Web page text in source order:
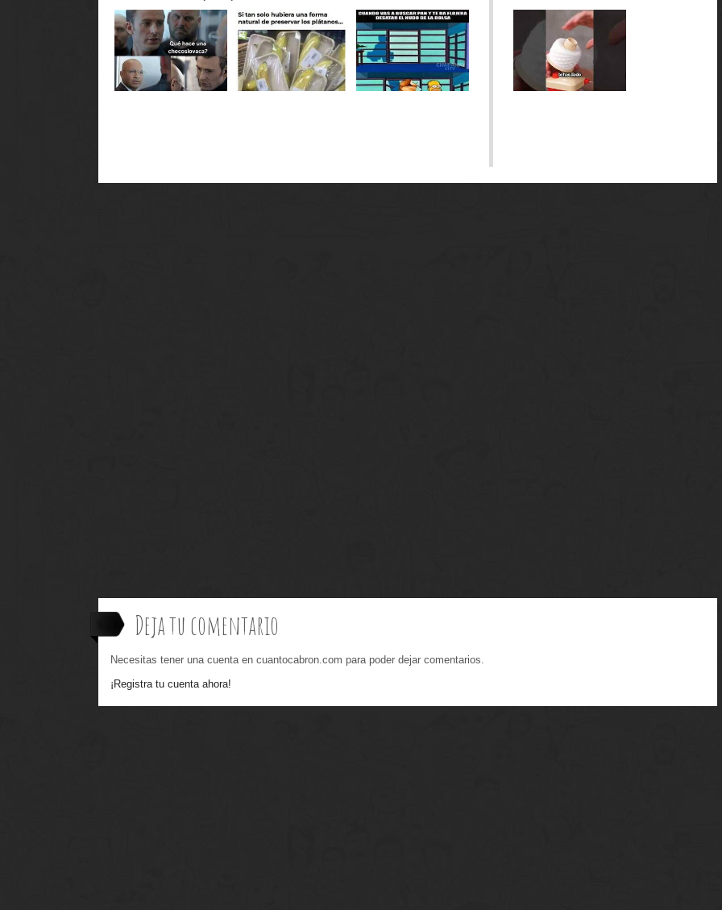
Deja tu comentario
Necesitas tener una cuenta en cuantocabron.com para poder dejar comentarios.
¡Registra tu cuenta ahora!